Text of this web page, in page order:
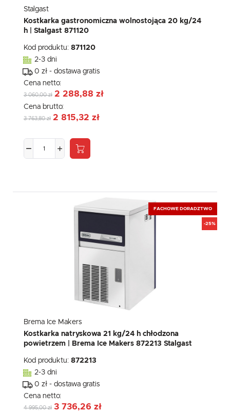
Stalgast
Kostkarka gastronomiczna wolnostojąca 20 kg/24
h | Stalgast 871120
Kod produktu: 871120
2-3 dni
0 zł - dostawa gratis
Cena netto:
3 060,00 zł 2 288,88 zł
Cena brutto:
3 763,80 zł 2 815,32 zł
FACHOWE DORADZTWO
-25%
Brema Ice Makers
Kostkarka natryskowa 21 kg/24 h chłodzona
powietrzem | Brema Ice Makers 872213 Stalgast
Kod produktu: 872213
2-3 dni
0 zł - dostawa gratis
Cena netto:
4 995,00 zł 3 736,26 zł
społecznościowych.